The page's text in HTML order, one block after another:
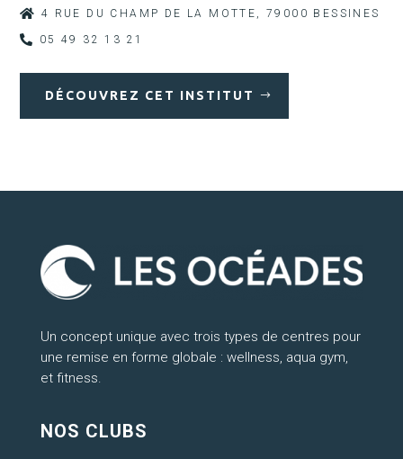
 4 RUE DU CHAMP DE LA MOTTE, 79000 BESSINES
 05 49 32 13 21
DÉCOUVREZ CET INSTITUT
Un concept unique avec trois types de centres pour
une remise en forme globale : wellness, aqua gym,
et fitness.
NOS CLUBS